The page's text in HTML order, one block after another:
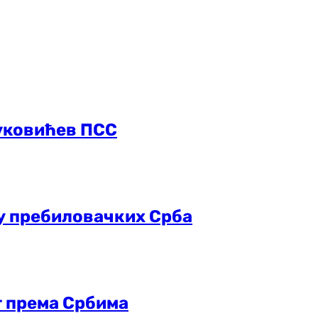
ПСС
пребиловачких Срба
према Србима